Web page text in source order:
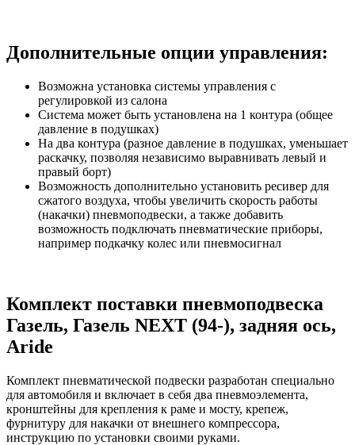
Дополнительные опции управления:
Возможна установка системы управления с
регулировкой из салона
Система может быть установлена на 1 контура (общее
давление в подушках)
На два контура (разное давление в подушках, уменьшает
раскачку, позволяя независимо выравнивать левый и
правый борт)
Возможность дополнительно установить ресивер для
сжатого воздуха, чтобы увеличить скорость работы
(накачки) пневмоподвески, а также добавить
возможность подключать пневматические приборы,
например подкачку колес или пневмосигнал
Комплект поставки пневмоподвеска
Газель, Газель NEXT (94-), задняя ось,
Aride
Комплект пневматической подвески разработан специально
для автомобиля и включает в себя два пневмоэлемента,
кронштейны для крепления к раме и мосту, крепеж,
фурнитуру для накачки от внешнего компрессора,
инструкцию по установки своими руками.